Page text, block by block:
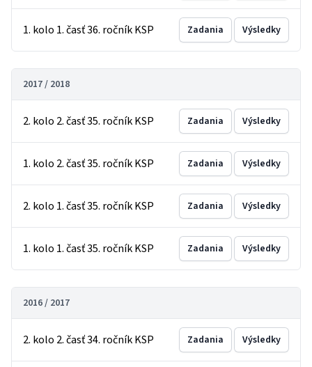
1. kolo 1. časť 36. ročník KSP Zadania Výsledky
2017 / 2018
2. kolo 2. časť 35. ročník KSP Zadania Výsledky
1. kolo 2. časť 35. ročník KSP Zadania Výsledky
2. kolo 1. časť 35. ročník KSP Zadania Výsledky
1. kolo 1. časť 35. ročník KSP Zadania Výsledky
2016 / 2017
2. kolo 2. časť 34. ročník KSP Zadania Výsledky